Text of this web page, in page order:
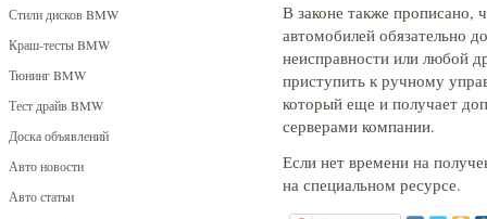
Стили дисков BMW
Краш-тесты BMW
Тюнинг BMW
Тест драйв BMW
Доска объявлений
Авто новости
Авто статьи
В законе также прописано,
автомобилей обязательно
неисправности или любой
приступить к ручному
который еще и получает
серверами компании.
Если нет времени на
на специальном ресурсе.